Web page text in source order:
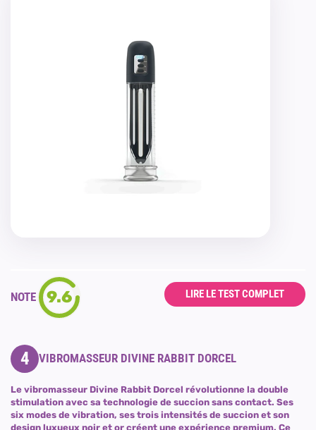
NOTE 9.6 LIRE LE TEST COMPLET
4 VIBROMASSEUR DIVINE RABBIT DORCEL
Le vibromasseur Divine Rabbit Dorcel révolutionne la double
stimulation avec sa technologie de succion sans contact. Ses
six modes de vibration, ses trois intensités de succion et son
design luxueux noir et or créent une expérience premium. Ce